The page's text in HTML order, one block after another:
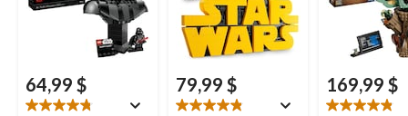
64,99 $ 79,99 $ 169,99 $